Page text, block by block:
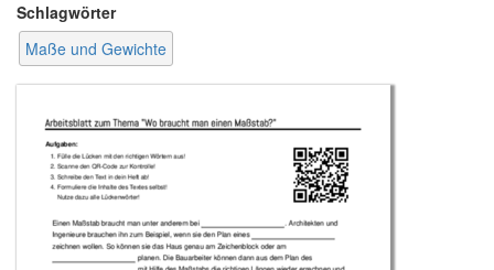
Schlagwörter
Maße und Gewichte